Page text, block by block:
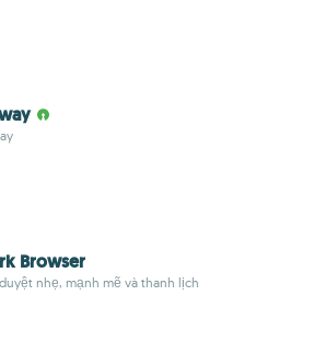
Browser
nhẹ, mạnh mẽ và thanh lịch